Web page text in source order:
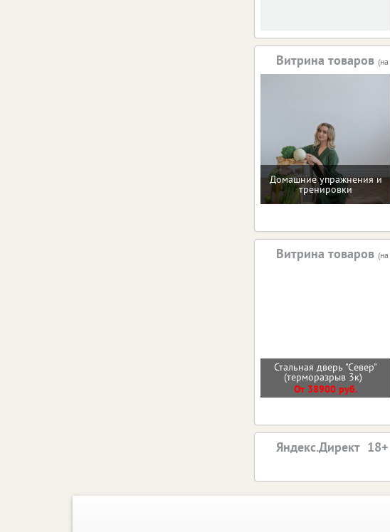
Витрина товаров
Домашние упражнения и
тренировки
Витрина товаров
Стальная дверь "Север"
(терморазрыв 3к)
От 38900 руб.
Яндекс.Директ